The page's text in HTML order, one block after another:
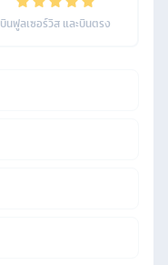
บินฟูลเซอร์วิส และบินตรง